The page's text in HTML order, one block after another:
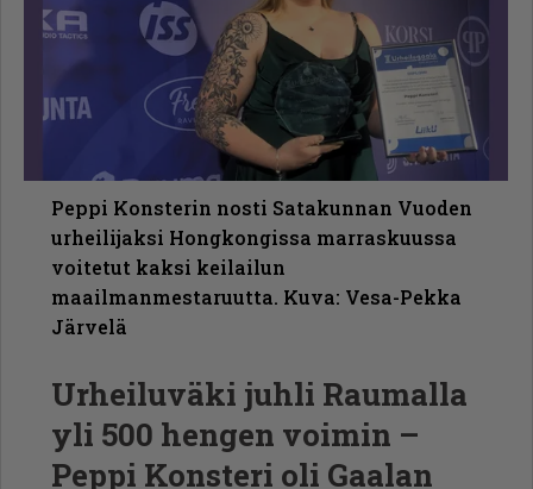
Peppi Konsterin nosti Satakunnan Vuoden
urheilijaksi Hongkongissa marraskuussa
voitetut kaksi keilailun
maailmanmestaruutta. Kuva: Vesa-Pekka
Järvelä
Urheiluväki juhli Raumalla
yli 500 hengen voimin –
Peppi Konsteri oli Gaalan